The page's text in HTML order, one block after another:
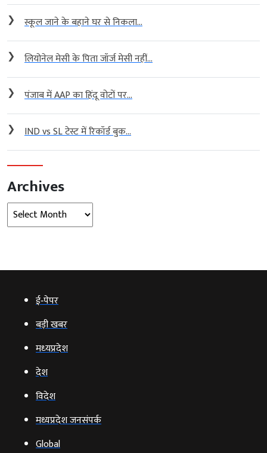
❯ स्कूल जाने के बहाने घर से निकला...
❯ लियोनेल मेसी के पिता जॉर्ज मेसी नहीं...
❯ पंजाब में AAP का हिंदू वोटों पर...
❯ IND vs SL टेस्ट में रिकॉर्ड बुक...
Archives
Archives
ई‑पेपर
बड़ी खबर
मध्‍यप्रदेश
देश
विदेश
मध्यप्रदेश जनसंपर्क
Global